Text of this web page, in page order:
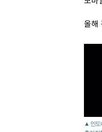
올해
▲ 인도